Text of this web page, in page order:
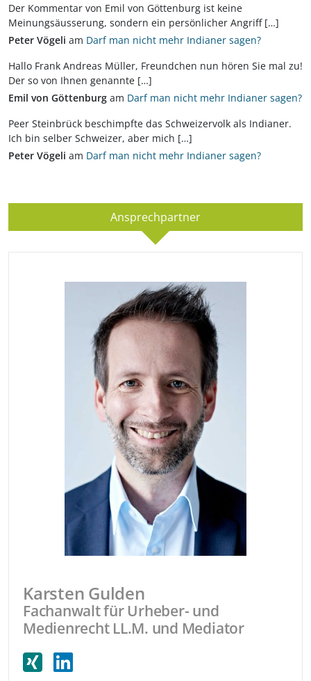
Der Kommentar von Emil von Göttenburg ist keine
Meinungsäusserung, sondern ein persönlicher Angriff […]
Peter Vögeli am Darf man nicht mehr Indianer sagen?
Hallo Frank Andreas Müller, Freundchen nun hören Sie mal zu!
Der so von Ihnen genannte […]
Emil von Göttenburg am Darf man nicht mehr Indianer sagen?
Peer Steinbrück beschimpfte das Schweizervolk als Indianer.
Ich bin selber Schweizer, aber mich […]
Peter Vögeli am Darf man nicht mehr Indianer sagen?
Ansprechpartner
Karsten Gulden
Fachanwalt für Urheber- und
Medienrecht LL.M. und Mediator